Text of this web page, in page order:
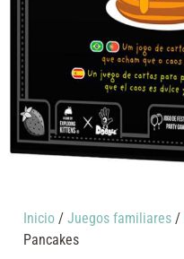
Inicio /Juegos familiares /
Pancakes